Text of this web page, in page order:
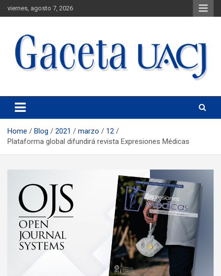
viernes, agosto 7, 2026
Gaceta UACJ
Home Blog 2021 marzo
12
Plataforma global difundirá revista Expresiones Médicas